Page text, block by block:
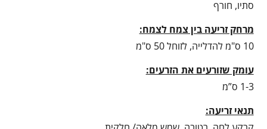
סתיו, חורף
מרחק זריעה בין צמח לצמח:
10 ס"מ להדלייה, לזוחל 50 ס"מ
עומק שזורעים את הזרעים:
1-3 ס”מ
תנאי זריעה: